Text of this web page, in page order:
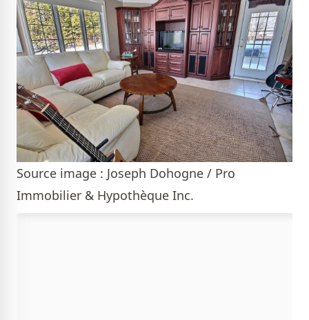
Source image : Joseph Dohogne / Pro
Immobilier & Hypothèque Inc.